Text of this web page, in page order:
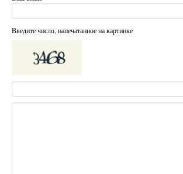
Введите число, напечатанное на картинке